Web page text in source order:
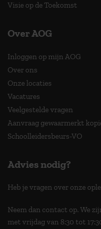
Visie op de Toekomst
Over AOG
Inloggen op mijn AOG
Over ons
Onze locaties
Vacatures
Veelgestelde vragen
Aanvraag gewaarmerkt
Schoolleidersbeurs-VO
Advies nodig?
Heb je vragen over onze
Neem dan contact op. We
met vrijdag van 8:30 tot